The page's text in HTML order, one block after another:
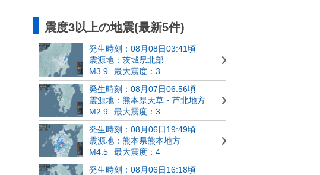
震度3以上の地震(最新5件)
発生時刻：08月08日03:41頃
震源地：茨城県北部
M3.9
最大震度：3
発生時刻：08月07日06:56頃
震源地：熊本県天草・芦北地方
M2.9
最大震度：3
発生時刻：08月06日19:49頃
震源地：熊本県熊本地方
M4.5
最大震度：4
発生時刻：08月06日16:18頃